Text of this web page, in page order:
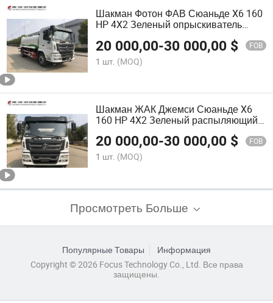
Шакман Фотон ФАВ Сюаньде X6 160
HP 4X2 Зеленый опрыскиватель
грузовик
20 000,00-30 000,00 $ FOB
1 шт. (MOQ)
Шакман ЖАК Джемси Сюаньде X6
160 HP 4X2 Зеленый распыляющий
грузовик поливочный грузовик
20 000,00-30 000,00 $ FOB
1 шт. (MOQ)
Просмотреть Больше
Популярные Товары
Информация
Copyright © 2026 Focus Technology Co., Ltd. Все права
защищены.